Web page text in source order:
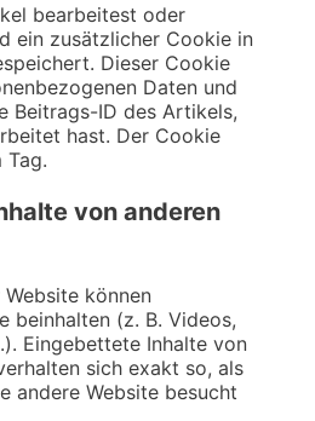
bearbeitest oder
ein zusätzlicher Cookie in
Dieser Cookie
Daten und
Beitrags-ID des Artikels,
hast. Der Cookie
Tag.
von anderen
können
beinhalten (z. B. Videos,
Eingebettete Inhalte von
sich exakt so, als
andere Website besucht